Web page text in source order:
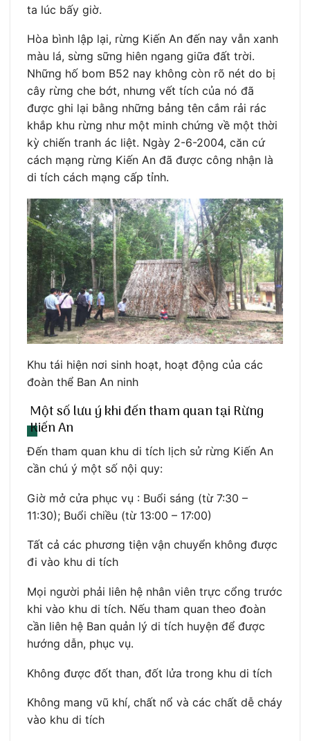
ta lúc bấy giờ.
Hòa bình lập lại, rừng Kiến An đến nay vẫn xanh
màu lá, sừng sững hiên ngang giữa đất trời.
Những hố bom B52 nay không còn rõ nét do bị
cây rừng che bớt, nhưng vết tích của nó đã
được ghi lại bằng những bảng tên cắm rải rác
khắp khu rừng như một minh chứng về một thời
kỳ chiến tranh ác liệt. Ngày 2-6-2004, căn cứ
cách mạng rừng Kiến An đã được công nhận là
di tích cách mạng cấp tỉnh.
Khu tái hiện nơi sinh hoạt, hoạt động của các
đoàn thể Ban An ninh
Một số lưu ý khi đến tham quan tại Rừng
Kiến An
Đến tham quan khu di tích lịch sử rừng Kiến An
cần chú ý một số nội quy:
Giờ mở cửa phục vụ : Buổi sáng (từ 7:30 –
11:30); Buổi chiều (từ 13:00 – 17:00)
Tất cả các phương tiện vận chuyển không được
đi vào khu di tích
Mọi người phải liên hệ nhân viên trực cổng trước
khi vào khu di tích. Nếu tham quan theo đoàn
cần liên hệ Ban quản lý di tích huyện để được
hướng dẫn, phục vụ.
Không được đốt than, đốt lửa trong khu di tích
Không mang vũ khí, chất nổ và các chất dễ cháy
vào khu di tích